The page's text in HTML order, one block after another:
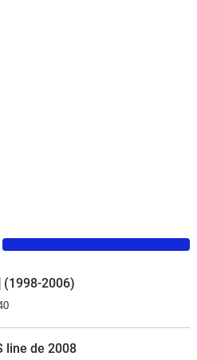
(1998-2006)
line de 2008